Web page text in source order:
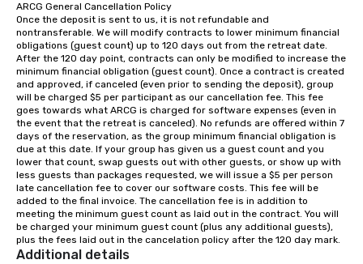
option, our full catering team can work
with you to create the meal of your
dreams! If you would like to use a
meeting room we have a number of
different rooms that are available,
from boardrooms to large venues. We
have cozy lodging options ranging
anywhere from cabins to cottages.
Wake up under the canopy in a
forested paradise at whatever level
of creature comfort your team
prefers. Call or email us today to plan
your retreat!
ARCG General Cancellation Policy
Once the deposit is sent to us, it is not refundable and
nontransferable. We will modify contracts to lower minimum financial
obligations (guest count) up to 120 days out from the retreat date.
After the 120 day point, contracts can only be modified to increase the
minimum financial obligation (guest count). Once a contract is created
and approved, if canceled (even prior to sending the deposit), group
will be charged $5 per participant as our cancellation fee. This fee
goes towards what ARCG is charged for software expenses (even in
the event that the retreat is canceled). No refunds are offered within 7
days of the reservation, as the group minimum financial obligation is
due at this date. If your group has given us a guest count and you
lower that count, swap guests out with other guests, or show up with
less guests than packages requested, we will issue a $5 per person
late cancellation fee to cover our software costs. This fee will be
added to the final invoice. The cancellation fee is in addition to
meeting the minimum guest count as laid out in the contract. You will
be charged your minimum guest count (plus any additional guests),
plus the fees laid out in the cancelation policy after the 120 day mark.
Additional details